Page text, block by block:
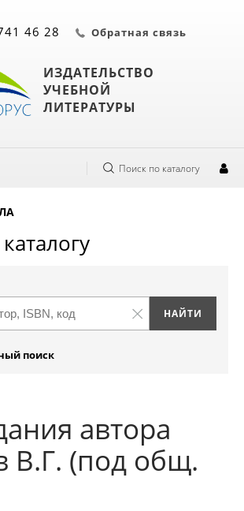
ИЗДАТЕЛЬСТВО
УЧЕБНОЙ
ЛИТЕРАТУРЫ
46 28 Обратная связь
Поиск по каталогу
поиск
автора
В.Г. (под общ.